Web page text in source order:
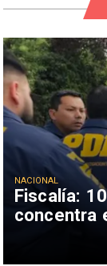
Fiscalía:
concentra
NACIONAL